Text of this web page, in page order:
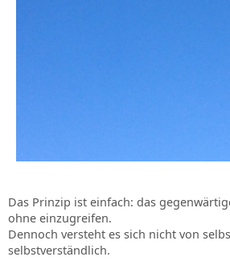
Das Prinzip ist einfach: das
ohne einzugreifen.
Dennoch versteht es sich nicht von
selbstverständlich.